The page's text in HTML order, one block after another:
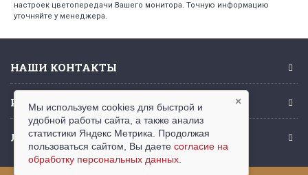
настроек цветопередачи Вашего монитора. Точную информацию
уточняйте у менеджера.
НАШИ КОНТАКТЫ
ИНФОРМАЦИЯ
ЛИЧНЫЙ КАБИНЕТ
×
Мы используем cookies для быстрой и
удобной работы сайта, а также анализ
статистики Яндекс Метрика. Продолжая
пользоваться сайтом, Вы даете согласие на
обработку персональных данных